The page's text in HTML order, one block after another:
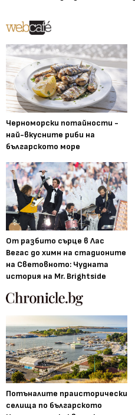
Черноморски потайности -
най-вкусните риби на
българското море
От разбито сърце в Лас
Вегас до химн на стадионите
на Световното: Чудната
история на Mr. Brightside
Потъналите праисторически
селища по българското